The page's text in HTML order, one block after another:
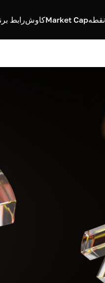
نقطهMarket Capکاوشرابط